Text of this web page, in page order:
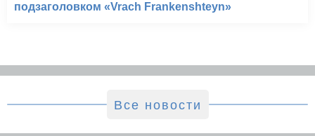
подзаголовком «Vrach Frankenshteyn»
Все новости